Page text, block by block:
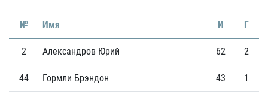
№ Имя И Г
2 Александров Юрий 62 2
44 Гормли Брэндон 43 1